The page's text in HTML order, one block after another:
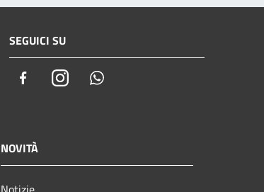
SEGUICI SU
FacebookInstagram
NOVITÀ